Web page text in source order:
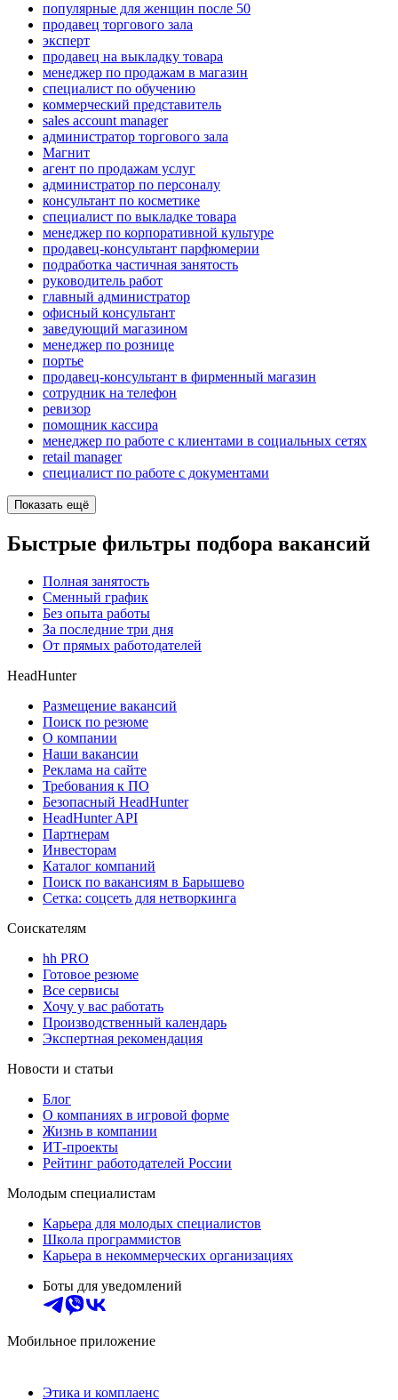
популярные для женщин после 50
продавец торгового зала
эксперт
продавец на выкладку товара
менеджер по продажам в магазин
специалист по обучению
коммерческий представитель
sales account manager
администратор торгового зала
Магнит
агент по продажам услуг
администратор по персоналу
консультант по косметике
специалист по выкладке товара
менеджер по корпоративной культуре
продавец-консультант парфюмерии
подработка частичная занятость
руководитель работ
главный администратор
офисный консультант
заведующий магазином
менеджер по рознице
портье
продавец-консультант в фирменный магазин
сотрудник на телефон
ревизор
помощник кассира
менеджер по работе с клиентами в социальных сетях
retail manager
специалист по работе с документами
Показать ещё
Быстрые фильтры подбора вакансий
Полная занятость
Сменный график
Без опыта работы
За последние три дня
От прямых работодателей
HeadHunter
Размещение вакансий
Поиск по резюме
О компании
Наши вакансии
Реклама на сайте
Требования к ПО
Безопасный HeadHunter
HeadHunter API
Партнерам
Инвесторам
Каталог компаний
Поиск по вакансиям в Барышево
Сетка: соцсеть для нетворкинга
Соискателям
hh PRO
Готовое резюме
Все сервисы
Хочу у вас работать
Производственный календарь
Экспертная рекомендация
Новости и статьи
Блог
О компаниях в игровой форме
Жизнь в компании
ИТ-проекты
Рейтинг работодателей России
Молодым специалистам
Карьера для молодых специалистов
Школа программистов
Карьера в некоммерческих организациях
Боты для уведомлений
Мобильное приложение
Этика и комплаенс